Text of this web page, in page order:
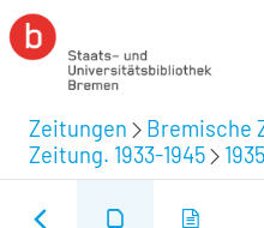
Zeitungen Bremische
Zeitung. 1933-1945
1935